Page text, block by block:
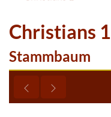
Christians 1
Stammbaum